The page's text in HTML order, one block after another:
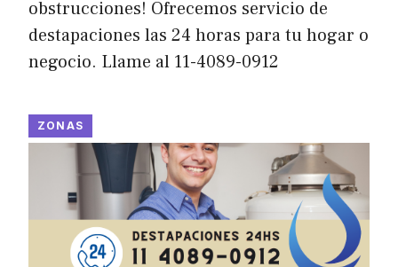
obstrucciones! Ofrecemos servicio de
destapaciones las 24 horas para tu hogar o
negocio. Llame al 11-4089-0912
ZONAS